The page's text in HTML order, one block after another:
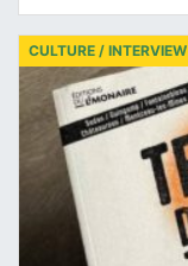
CULTURE / INTERVIEW